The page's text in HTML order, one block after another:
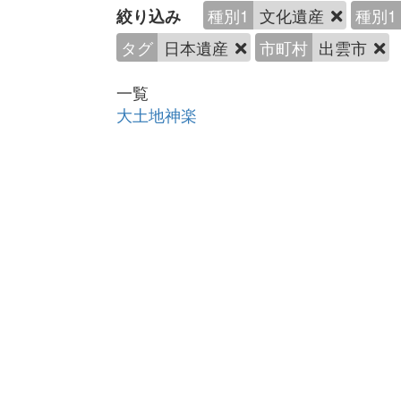
絞り込み 種別1 文化遺産
種別1
タグ 日本遺産 市町村 出雲市
一覧
大土地神楽